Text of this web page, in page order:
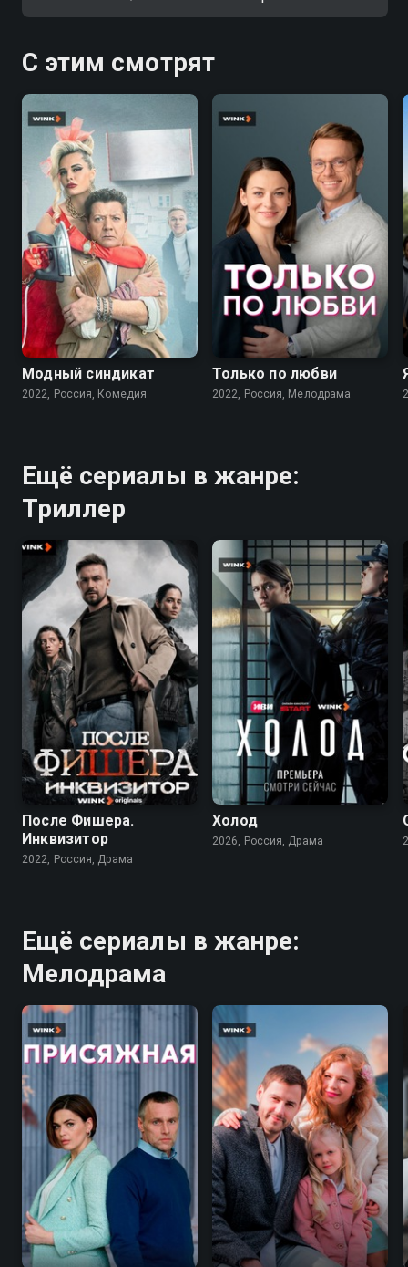
С этим смотрят
7.6
Модный синдикат
2022, Россия, Комедия
Только по любви
2022, Россия, Мелодрама
Ещё сериалы в жанре:
Триллер
7.9 6.8
После Фишера.
Инквизитор
2022, Россия, Драма
8.0
Холод
2026, Россия, Драма
Ещё сериалы в жанре:
Мелодрама
6.8 7.1